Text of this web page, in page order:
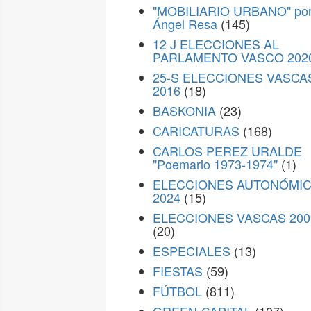
"MOBILIARIO URBANO"
Ángel Resa (145)
12 J ELECCIONES AL
PARLAMENTO VASCO
25-S ELECCIONES
2016 (18)
BASKONIA (23)
CARICATURAS (168)
CARLOS PEREZ URALDE
"Poemario 1973-1974" (1)
ELECCIONES
2024 (15)
ELECCIONES VASCAS
(20)
ESPECIALES (13)
FIESTAS (59)
FÚTBOL (811)